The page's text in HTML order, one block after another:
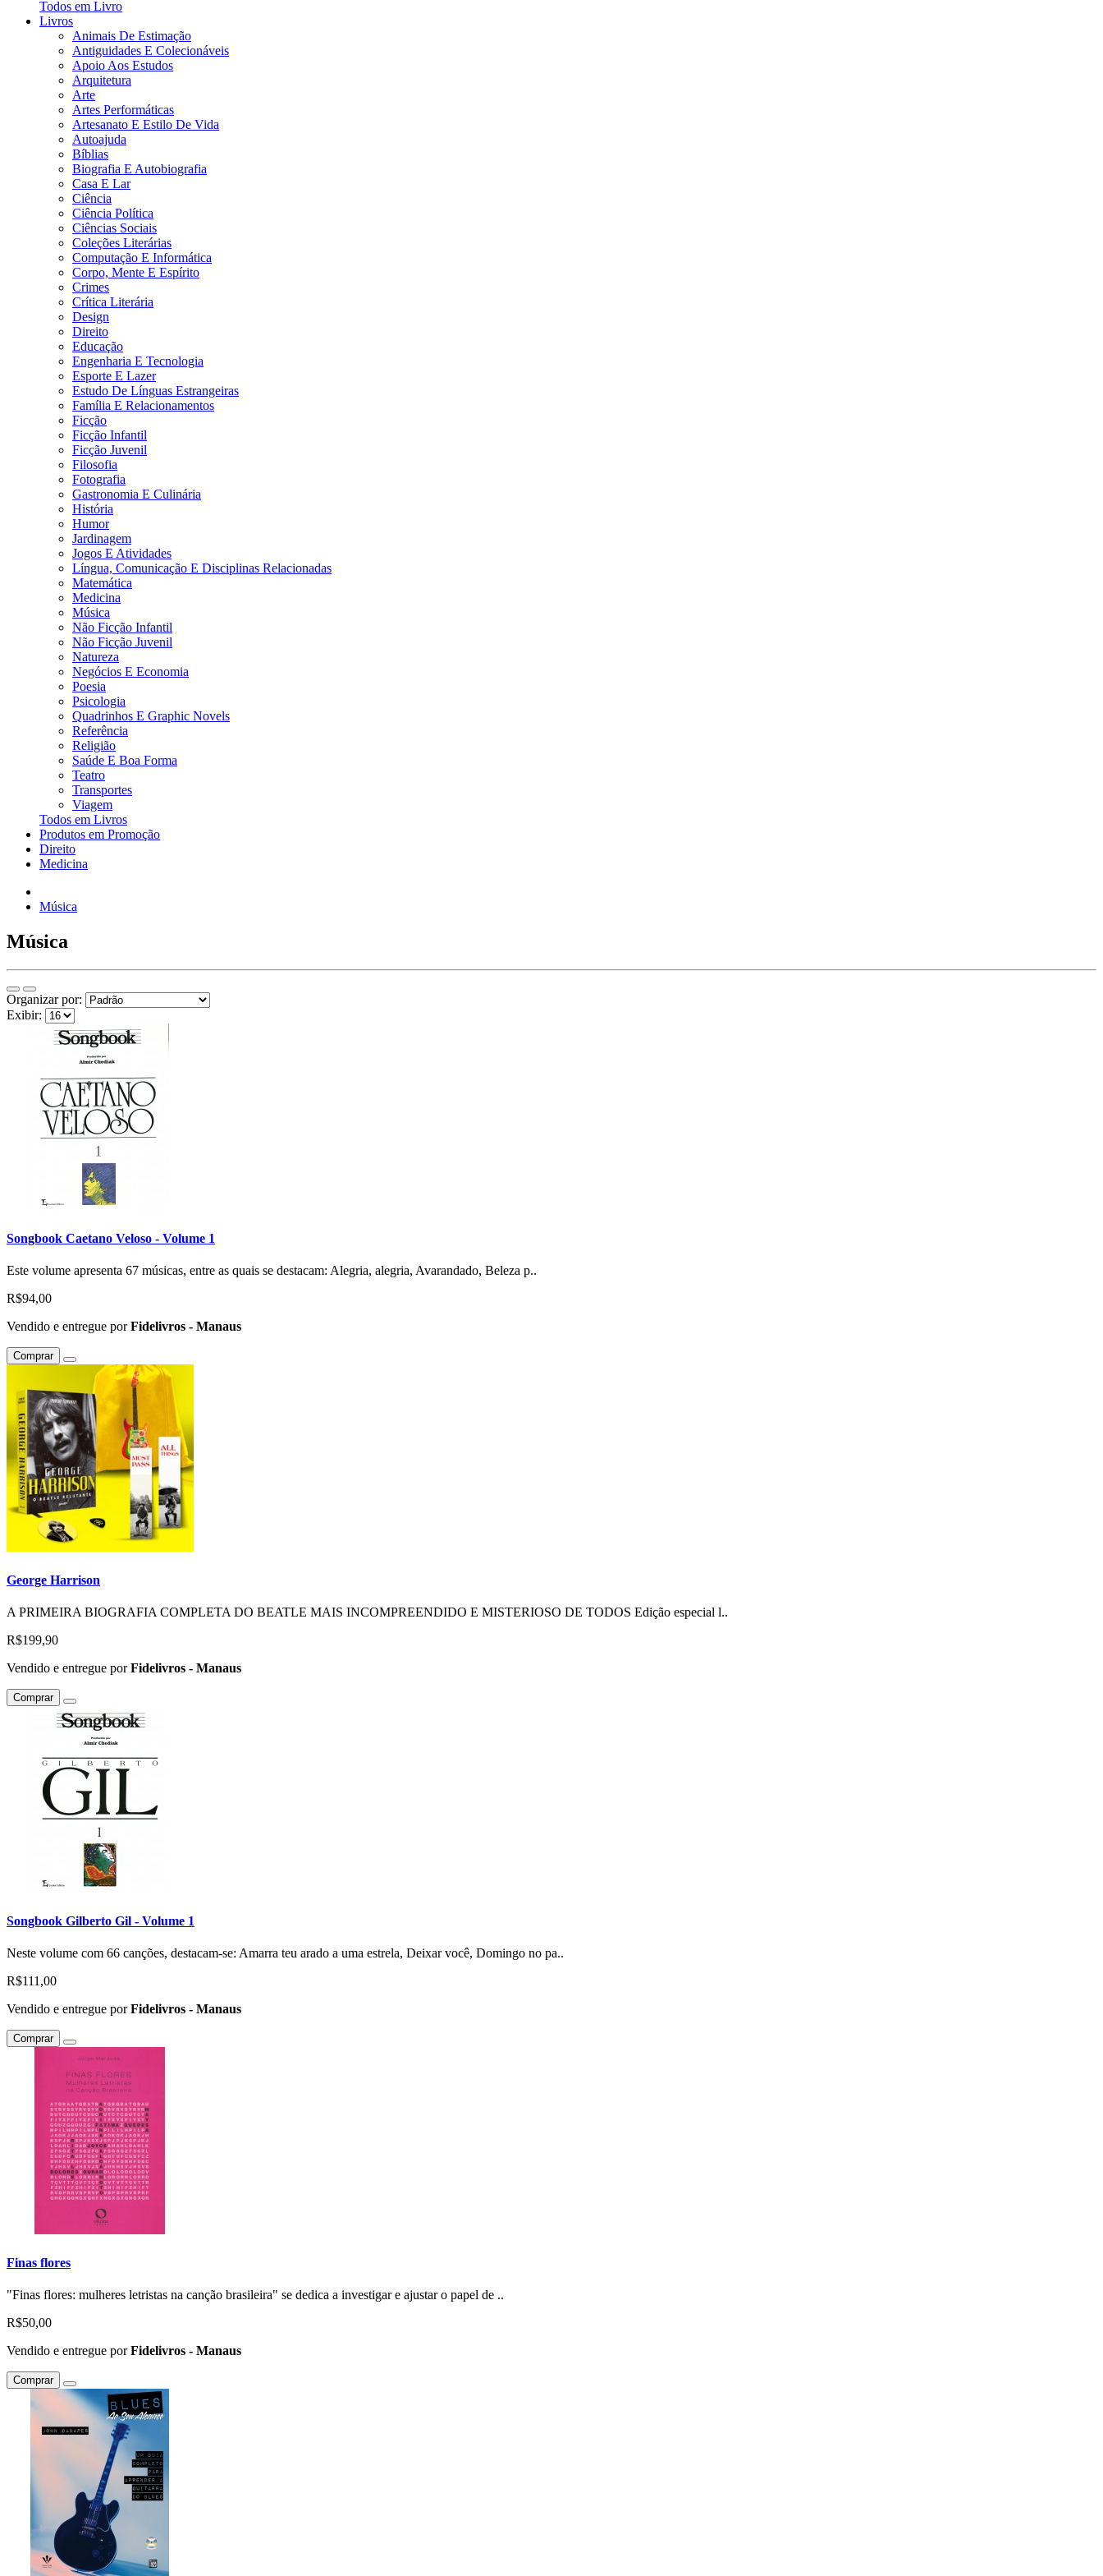
Todos em Livro
Livros
Animais De Estimação
Antiguidades E Colecionáveis
Apoio Aos Estudos
Arquitetura
Arte
Artes Performáticas
Artesanato E Estilo De Vida
Autoajuda
Bíblias
Biografia E Autobiografia
Casa E Lar
Ciência
Ciência Política
Ciências Sociais
Coleções Literárias
Computação E Informática
Corpo, Mente E Espírito
Crimes
Crítica Literária
Design
Direito
Educação
Engenharia E Tecnologia
Esporte E Lazer
Estudo De Línguas Estrangeiras
Família E Relacionamentos
Ficção
Ficção Infantil
Ficção Juvenil
Filosofia
Fotografia
Gastronomia E Culinária
História
Humor
Jardinagem
Jogos E Atividades
Língua, Comunicação E Disciplinas Relacionadas
Matemática
Medicina
Música
Não Ficção Infantil
Não Ficção Juvenil
Natureza
Negócios E Economia
Poesia
Psicologia
Quadrinhos E Graphic Novels
Referência
Religião
Saúde E Boa Forma
Teatro
Transportes
Viagem
Todos em Livros
Produtos em Promoção
Direito
Medicina
Música
Música
Organizar por:
Exibir:
Songbook Caetano Veloso - Volume 1
Este volume apresenta 67 músicas, entre as quais se destacam: Alegria, alegria, Avarandado, Beleza p..
R$94,00
Vendido e entregue porFidelivros - Manaus
Comprar
George Harrison
A PRIMEIRA BIOGRAFIA COMPLETA DO BEATLE MAIS INCOMPREENDIDO E MISTERIOSO DE TODOS Edição especial l..
R$199,90
Vendido e entregue porFidelivros - Manaus
Comprar
Songbook Gilberto Gil - Volume 1
Neste volume com 66 canções, destacam-se: Amarra teu arado a uma estrela, Deixar você, Domingo no pa..
R$111,00
Vendido e entregue porFidelivros - Manaus
Comprar
Finas flores
"Finas flores: mulheres letristas na canção brasileira" se dedica a investigar e ajustar o papel de ..
R$50,00
Vendido e entregue porFidelivros - Manaus
Comprar